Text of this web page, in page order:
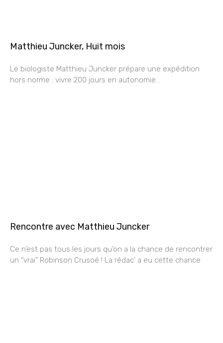
Matthieu Juncker, Huit mois
Le biologiste Matthieu Juncker prépare une expédition
hors norme : vivre 200 jours en autonomie…
Rencontre avec Matthieu Juncker
Ce n’est pas tous les jours qu’on a la chance de rencontrer
un “vrai” Robinson Crusoé ! La rédac’ a eu cette chance